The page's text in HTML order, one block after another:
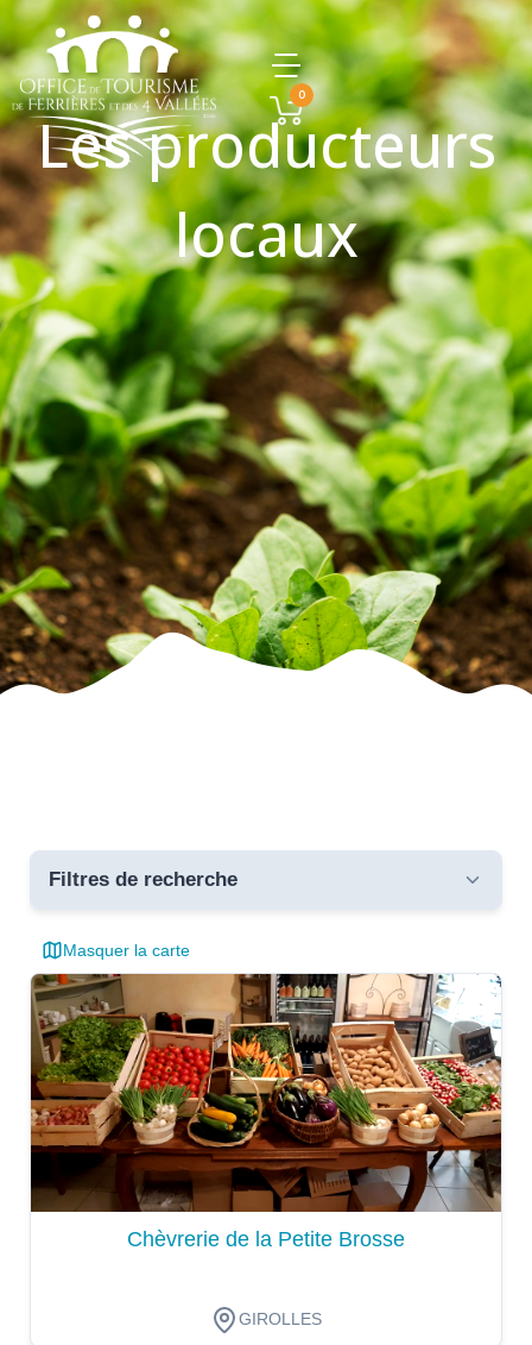
0
Les producteurs
locaux
Filtres de recherche
Toutes les communes
critères
Masquer la carte
Chèvrerie de la Petite Brosse
GIROLLES